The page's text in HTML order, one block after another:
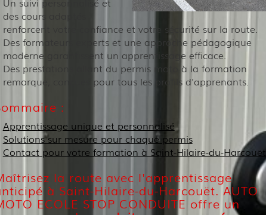
des cours adaptés
renforcent votre confiance et votre sécurité sur la route.
Des formateurs experts et une approche pédagogique
moderne garantissent un apprentissage efficace.
Des prestations allant du permis moto à la formation
remorque, conçues pour tous les profils d'apprenants.
:
Apprentissage unique et personnalisé
Solutions sur mesure pour chaque permis
Contact pour votre formation à Saint-Hilaire-du-Harcouët
la route avec l'apprentissage
à Saint-Hilaire-du-Harcouët. AUTO
ECOLE STOP CONDUITE offre un